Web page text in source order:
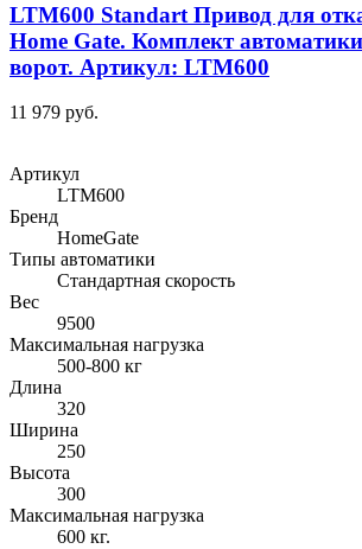
LTM600 Standart Привод для
Home Gate. Комплект
ворот. Артикул: LTM600
11 979 руб.
Артикул
LTM600
Бренд
HomeGate
Типы автоматики
Стандартная скорость
Вес
9500
Максимальная нагрузка
500-800 кг
Длина
320
Ширина
250
Высота
300
Максимальная нагрузка
600 кг.